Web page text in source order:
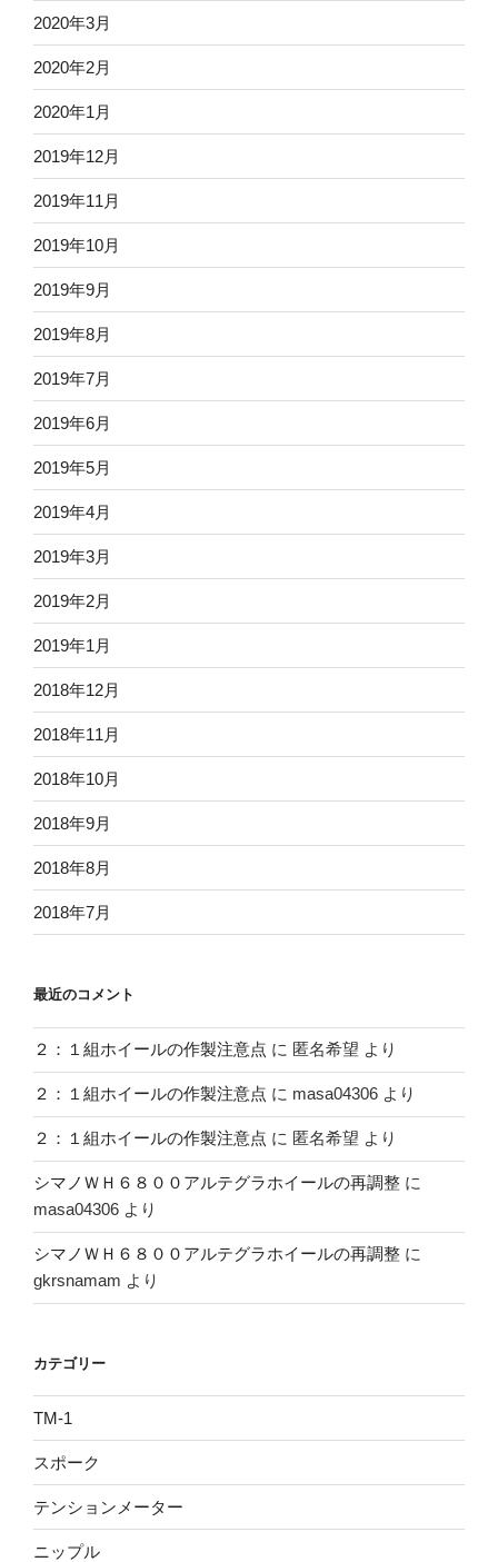
2020年3月
2020年2月
2020年1月
2019年12月
2019年11月
2019年10月
2019年9月
2019年8月
2019年7月
2019年6月
2019年5月
2019年4月
2019年3月
2019年2月
2019年1月
2018年12月
2018年11月
2018年10月
2018年9月
2018年8月
2018年7月
最近のコメント
２：１組ホイールの作製注意点 に 匿名希望 より
２：１組ホイールの作製注意点 に masa04306 より
２：１組ホイールの作製注意点 に 匿名希望 より
シマノＷＨ６８００アルテグラホイールの再調整 に
masa04306 より
シマノＷＨ６８００アルテグラホイールの再調整 に
gkrsnamam より
カテゴリー
TM-1
スポーク
テンションメーター
ニップル